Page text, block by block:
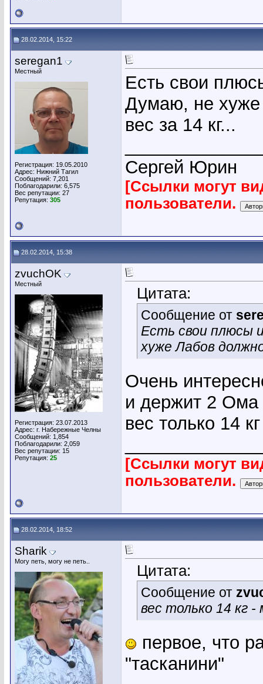
28.02.2014, 15:22
seregan1
Местный
Регистрация: 19.05.2010
Адрес: Нижний Тагил
Сообщений: 7,201
Поблагодарили: 6,575
Вес репутации: 27
Репутация: 305
Есть свои
Думаю, не хуже
вес за 14 кг...
Сергей Юрин
[Ссылки могут
пользователи.
28.02.2014, 15:38
zvuchOK
Местный
Регистрация: 23.07.2013
Адрес: г. Набережные Челны
Сообщений: 1,854
Поблагодарили: 2,059
Вес репутации: 15
Репутация: 25
Цитата:
Сообщение от
Есть свои плюсы
хуже Лабов
Очень
и держит 2 Ома
вес только 14
[Ссылки могут
пользователи.
28.02.2014, 18:52
Sharik
Могу петь, могу не петь..
Цитата:
Сообщение от
вес только 14 кг
первое, что
"тасканини"